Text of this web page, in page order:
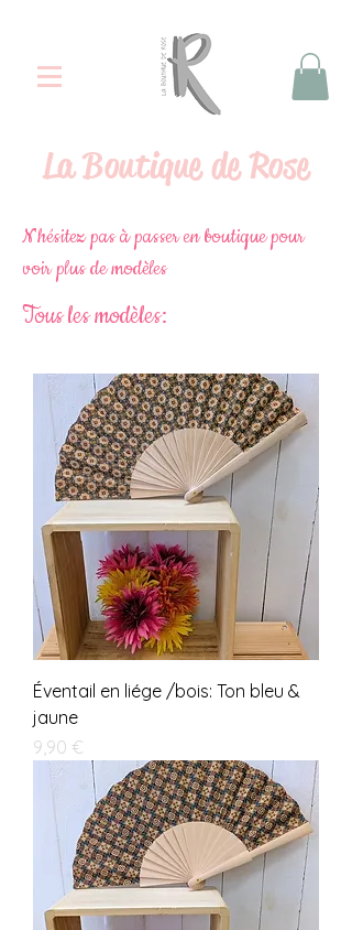
LaBoutique de Rose
N'hésitez pas à passer en boutique pour
voir plus de modèles
Tous les modèles:
Éventail en liége /bois: Ton bleu &
jaune
Prix
9,90 €